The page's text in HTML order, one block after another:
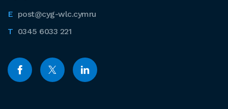
post@cyg-wlc.cymru
0345 6033 221